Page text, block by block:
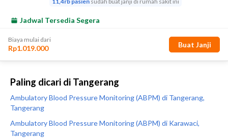
Paling dicari di Tangerang
Ambulatory Blood Pressure Monitoring (ABPM) di Tangerang,
Tangerang
Ambulatory Blood Pressure Monitoring (ABPM) di Karawaci,
Tangerang